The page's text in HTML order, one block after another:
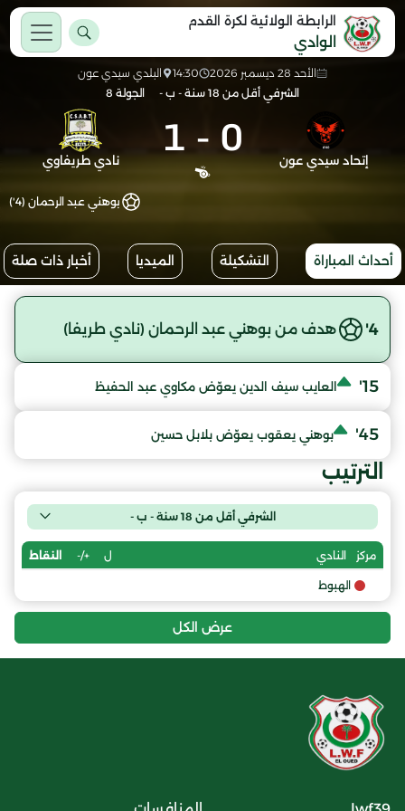
الرابطة الولائية لكرة القدم
الوادي
الأحد 28 ديسمبر 2026 14:30
البلدي سيدي عون
الشرفي أقل من 18 سنة - ب -
الجولة 8
إتحاد سيدي عون 0
-
1 نادي طريفاوي
بوهني عبد الرحمان (4')
أحداث المباراة التشكيلة الميديا أخبار ذات صلة
4' هدف من بوهني عبد الرحمان (نادي طريفا)
15' العايب سيف الدين يعوّض مكاوي عبد الحفيظ
45' بوهني يعقوب يعوّض بلابل حسين
الترتيب
الشرفي أقل من 18 سنة - ب -
مركز النادي ل +/- النقاط
الهبوط
عرض الكل